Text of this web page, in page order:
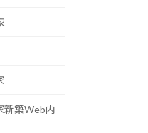
新築Web内